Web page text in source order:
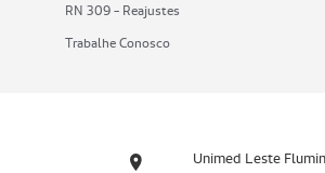
RN 309 - Reajustes
Trabalhe Conosco
Unimed Leste